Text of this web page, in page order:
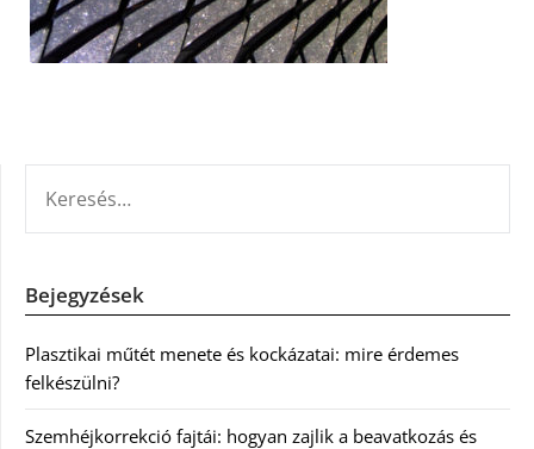
Bejegyzések
Plasztikai műtét menete és kockázatai: mire érdemes
felkészülni?
Szemhéjkorrekció fajtái: hogyan zajlik a beavatkozás és